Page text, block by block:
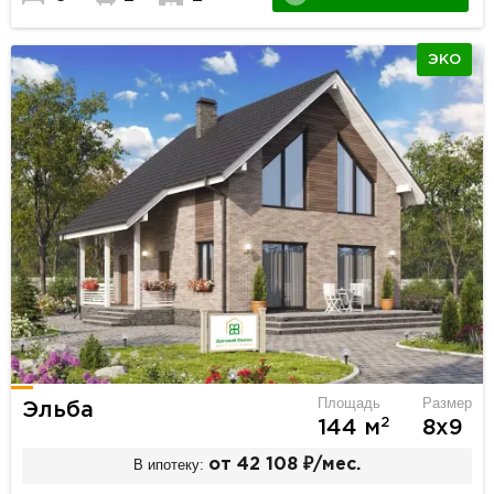
ЭКО
Эльба Площадь
144 м2
Размер
8х9
В ипотеку: от 42 108 ₽/мес.